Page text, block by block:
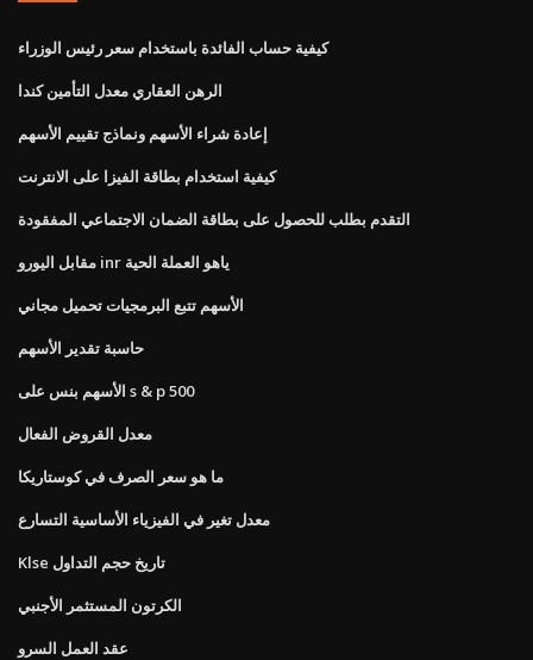
كيفية حساب الفائدة باستخدام سعر رئيس الوزراء
الرهن العقاري معدل التأمين كندا
إعادة شراء الأسهم ونماذج تقييم الأسهم
كيفية استخدام بطاقة الفيزا على الانترنت
التقدم بطلب للحصول على بطاقة الضمان الاجتماعي المفقودة
مقابل اليورو inr ياهو العملة الحية
الأسهم تتبع البرمجيات تحميل مجاني
حاسبة تقدير الأسهم
الأسهم بنس على s & p 500
معدل القروض الفعال
ما هو سعر الصرف في كوستاريكا
معدل تغير في الفيزياء الأساسية التسارع
Klse تاريخ حجم التداول
الكرتون المستثمر الأجنبي
عقد العمل السرو